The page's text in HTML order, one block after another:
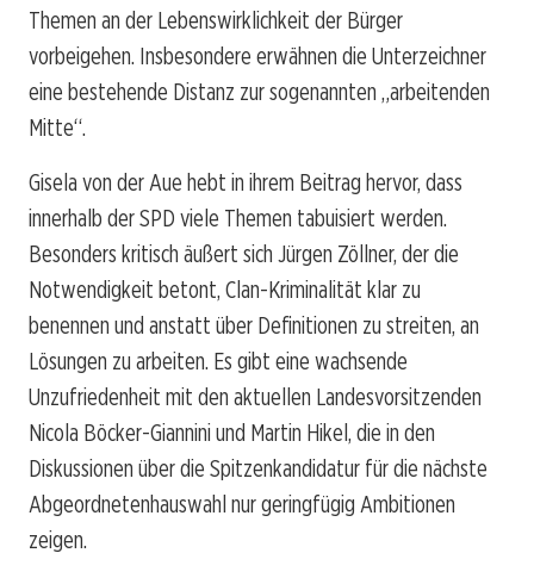
Themen an der Lebenswirklichkeit der Bürger
vorbeigehen. Insbesondere erwähnen die Unterzeichner
eine bestehende Distanz zur sogenannten „arbeitenden
Mitte“.
Gisela von der Aue hebt in ihrem Beitrag hervor, dass
innerhalb der SPD viele Themen tabuisiert werden.
Besonders kritisch äußert sich Jürgen Zöllner, der die
Notwendigkeit betont, Clan-Kriminalität klar zu
benennen und anstatt über Definitionen zu streiten, an
Lösungen zu arbeiten. Es gibt eine wachsende
Unzufriedenheit mit den aktuellen Landesvorsitzenden
Nicola Böcker-Giannini und Martin Hikel, die in den
Diskussionen über die Spitzenkandidatur für die nächste
Abgeordnetenhauswahl nur geringfügig Ambitionen
zeigen.